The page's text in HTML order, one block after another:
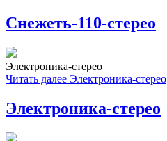
Снежеть-110-стерео
Электроника-стерео
Читать далее Электроника-стерео
Электроника-стерео